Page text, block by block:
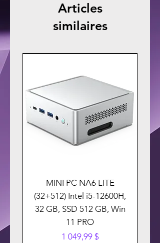
Articles
similaires
MINI PC NA6 LITE
(32+512) Intel i5-12600H,
32 GB, SSD 512 GB, Win
11 PRO
Prix
1 049,99 $